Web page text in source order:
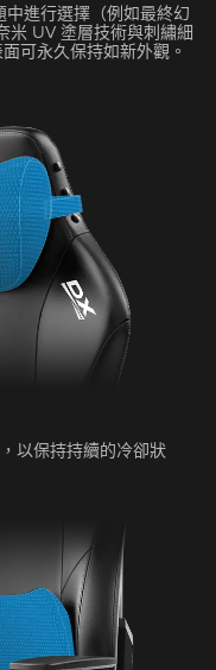
進行選擇（例如最終幻
米 UV 塗層技術與刺繡細
可永久保持如新外觀。
以保持持續的冷卻狀